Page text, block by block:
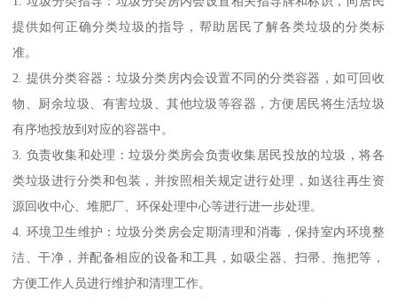
提供如何正确分类垃圾的指导，帮助居民了解各类垃圾的分类标
准。
2. 提供分类容器：垃圾分类房内会设置不同的分类容器，如可回收
物、厨余垃圾、有害垃圾、其他垃圾等容器，方便居民将生活垃圾
有序地投放到对应的容器中。
3. 负责收集和处理：垃圾分类房会负责收集居民投放的垃圾，将各
类垃圾进行分类和包装，并按照相关规定进行处理，如送往再生资
源回收中心、堆肥厂、环保处理中心等进行进一步处理。
4. 环境卫生维护：垃圾分类房会定期清理和消毒，保持室内环境整
洁、干净，并配备相应的设备和工具，如吸尘器、扫帚、拖把等，
方便工作人员进行维护和清理工作。